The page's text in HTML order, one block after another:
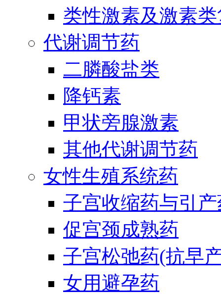
类性激素及激素
代谢调节药
二膦酸盐类
降钙素
甲状旁腺激素
其他代谢调节药
女性生殖系统药
子宫收缩药与引
促宫颈成熟药
子宫松弛药(抗早
女用避孕药